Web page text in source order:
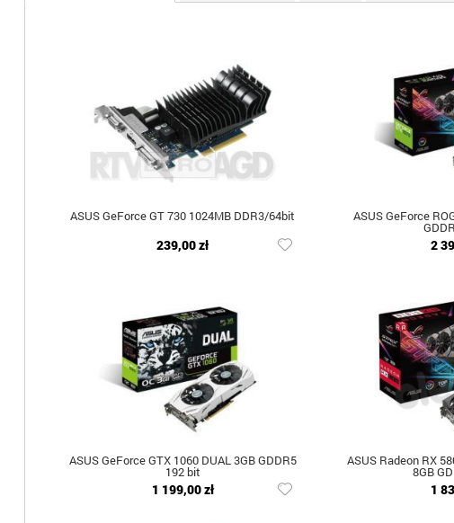
ASUS GeForce GT 730 1024MB DDR3/64bit
239,00 zł
ASUS GeForce
2
ASUS GeForce GTX 1060 DUAL 3GB GDDR5
192 bit
1 199,00 zł
ASUS Radeon RX
8GB
1